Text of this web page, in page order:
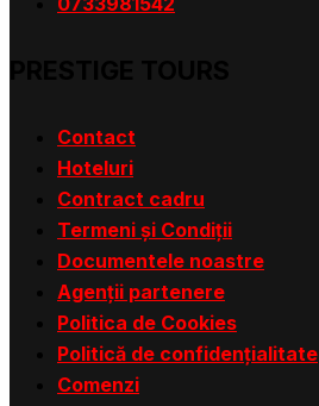
Contact
Hoteluri
Contract cadru
Termeni și Condiții
Documentele noastre
Agenții partenere
Politica de Cookies
Politică de confidențialitate
Comenzi